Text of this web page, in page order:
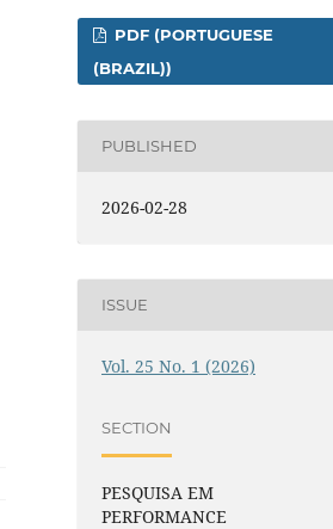
PDF (PORTUGUESE
(BRAZIL))
PUBLISHED
2026-02-28
ISSUE
Vol. 25 No. 1 (2026)
SECTION
PESQUISA EM
PERFORMANCE